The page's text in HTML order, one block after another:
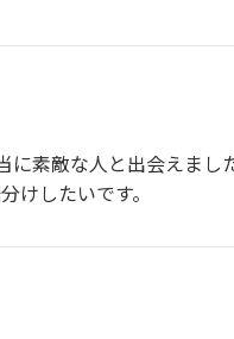
に素敵な人と出会えま
けしたいです。